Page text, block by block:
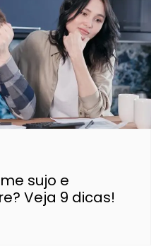
sujo e
Veja 9 dicas!